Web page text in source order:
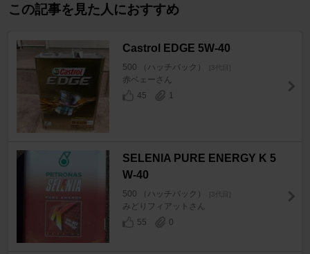
この記事を見た人におすすめ
Castrol EDGE 5W-40
500 （ハッチバック） [3代目]
赤ベェーさん
45
1
SELENIA PURE ENERGY K 5
W-40
500 （ハッチバック） [3代目]
みどりフィアットさん
55
0